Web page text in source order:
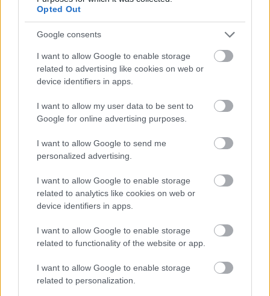
Opted Out
Google consents
I want to allow Google to enable storage
related to advertising like cookies on web or
device identifiers in apps.
I want to allow my user data to be sent to
Google for online advertising purposes.
I want to allow Google to send me
personalized advertising.
I want to allow Google to enable storage
related to analytics like cookies on web or
device identifiers in apps.
I want to allow Google to enable storage
related to functionality of the website or app.
I want to allow Google to enable storage
related to personalization.
"Jakupcsek Night"-ból nem lesznek eddig nem látott
részek…
Pőreség az ATV-n...